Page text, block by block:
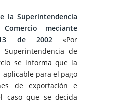
la Superintendencia
mediante
de 2002 «Por
de
se informa que la
aplicable para el pago
de exportación e
caso que se decida